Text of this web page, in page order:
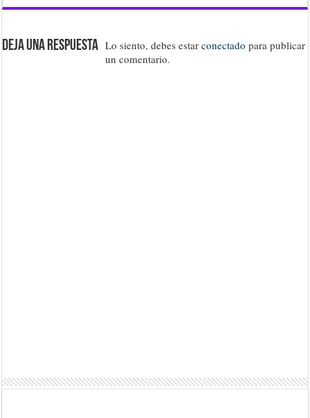
Deja una respuesta Lo siento, debes estarconectado para publicar
un comentario.